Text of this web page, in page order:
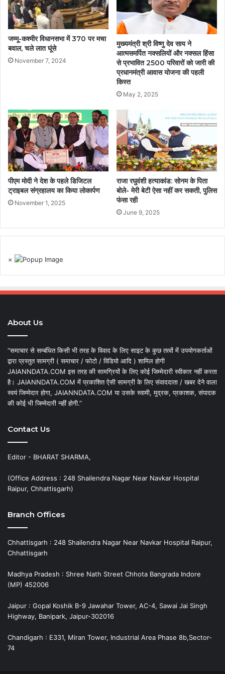
जम्मू-कश्मीर विधानसभा में 370 पर मचा
बवाल, चले लात घूंसे
November 7, 2024
मुख्यमंत्री श्री विष्णु देव साय ने
आत्मसमर्पित नक्सलियों और नक्सल हिंसा
से प्रभावित 2500 परिवारों को जारी की
प्रधानमंत्री आवास योजना की पहली
किस्त
May 2, 2025
पीएम मोदी ने देश के पहले डिजिटल
ट्राइबल संग्रहालय का किया लोकार्पण
November 1, 2025
राजा रघुवंशी हत्याकांड: सोनम के पिता
बोले- मेरी बेटी ऐसा नहीं कर सकती, पुलिस
फंसा रही
June 9, 2025
×
About Us
“समाचार से सम्बंधित किसी भी तरह के विवाद के लिए साइट के कुछ तत्वों में उपयोगकर्ताओं
द्वारा प्रस्तुत सामग्री ( समाचार / फोटो / विडियो आदि ) शामिल होगी
JAIANNDATA.COM इस तरह की सामग्रियों के लिए कोई जिम्मेदारी स्वीकार नहीं करता
है। JAIANNDATA.COM में प्रकाशित ऐसी सामग्री के लिए संवाददाता / खबर देने वाला
स्वयं जिम्मेदार होगा, JAIANNDATA.COM या उसके स्वामी, मुद्रक, प्रकाशक, संपादक
की कोई भी जिम्मेदारी नहीं होगी.”
Contact Us
Editor - BHARAT SHARMA,
(Office Address : 248 Shailendra Nagar Near Navkar Hospital
Raipur, Chhattisgarh)
Branch Offices
Chhattisgarh : 248 Shailendra Nagar Near Navkar Hospital Raipur,
Chhattisgarh
Madhya Pradesh : Shree Nath Street Chhota Bangrada Indore
(MP) 452006
Jaipur : Gopal Koshik B-9 Jawahar Tower, AC-4, Sawai Jai Singh
Highway, Banipark, Jaipur-302016
Chandigarh : E331, Miran Tower, Industrial Area Phase 8b,Sector-
74